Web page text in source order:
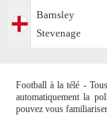
Barnsley
Stevenage
Football à la télé -
automatiquement la
pouvez vous